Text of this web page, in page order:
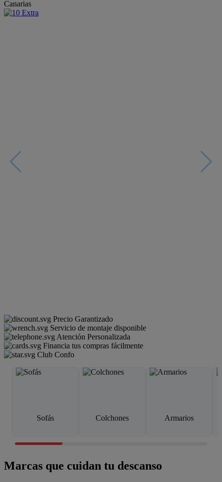
Canarias
Precio Garantizado
Servicio de montaje disponible
Atención Personalizada
Financia tus compras fácilmente
Club Confo
Sofás Colchones Armarios
Marcas que cuidan tu descanso